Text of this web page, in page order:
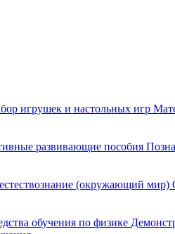
игрушек и настольных игр
развивающие пособия
(окружающий мир)
обучения по физике